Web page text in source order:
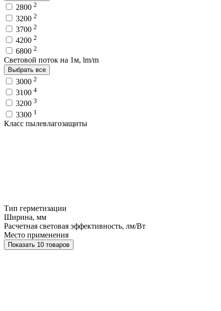
2800 2
3200 2
3700 2
4200 2
6800 2
Световой поток на 1м, lm/m
Выбрать все
3000 2
3100 4
3200 3
3300 1
Класс пылевлагозащиты
Тип герметизации
Ширина, мм
Расчетная световая эффективность, лм/Вт
Место применения
Показать 10 товаров